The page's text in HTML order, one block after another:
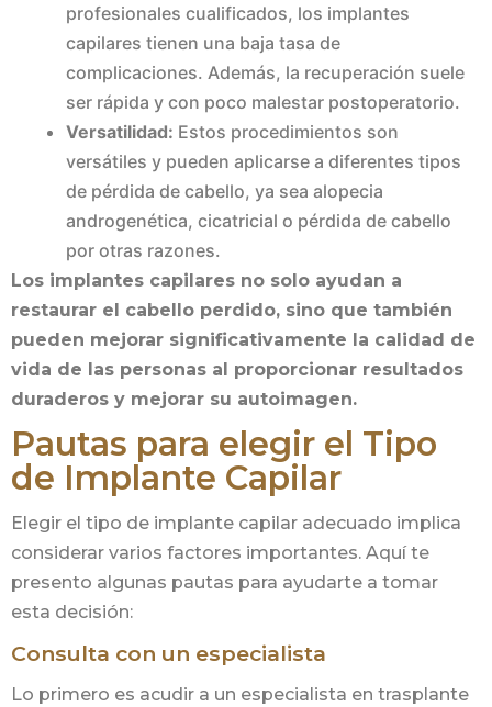
profesionales cualificados, los implantes
capilares tienen una baja tasa de
complicaciones. Además, la recuperación suele
ser rápida y con poco malestar postoperatorio.
Versatilidad: Estos procedimientos son
versátiles y pueden aplicarse a diferentes tipos
de pérdida de cabello, ya sea alopecia
androgenética, cicatricial o pérdida de cabello
por otras razones.
Los implantes capilares no solo ayudan a
restaurar el cabello perdido, sino que también
pueden mejorar significativamente la calidad de
vida de las personas al proporcionar resultados
duraderos y mejorar su autoimagen.
Pautas para elegir el Tipo
de Implante Capilar
Elegir el tipo de implante capilar adecuado implica
considerar varios factores importantes. Aquí te
presento algunas pautas para ayudarte a tomar
esta decisión:
Consulta con un especialista
Lo primero es acudir a un especialista en trasplante